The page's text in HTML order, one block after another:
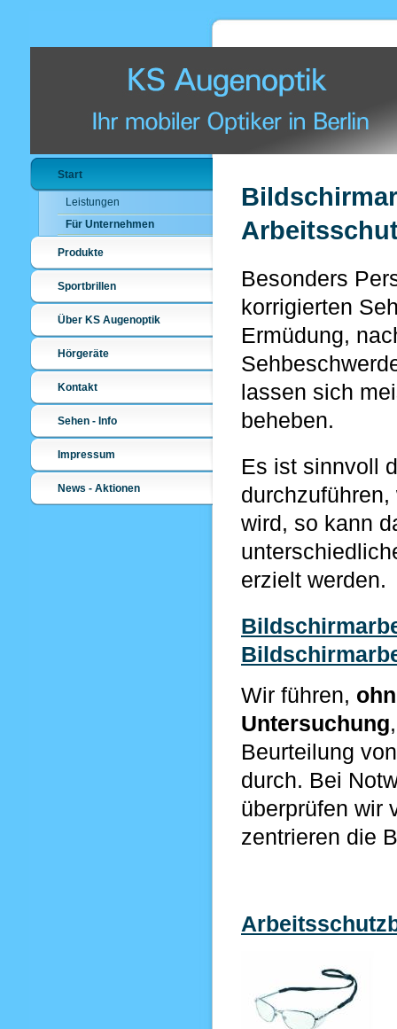
Start
Leistungen
Für Unternehmen
Produkte
Sportbrillen
Über KS Augenoptik
Hörgeräte
Kontakt
Sehen - Info
Impressum
News - Aktionen
Besonders
korrigierten
Ermüdung,
lassen sich
beheben.
Es ist sinnvoll
wird, so kann
erzielt werden.
Wir führen,
Untersuchung
Beurteilung
durch. Bei
überprüfen wir
zentrieren die